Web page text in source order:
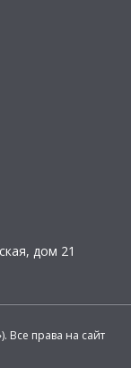
дом 21
Все права на сайт